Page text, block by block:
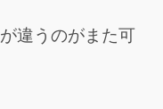
違うのがまた可